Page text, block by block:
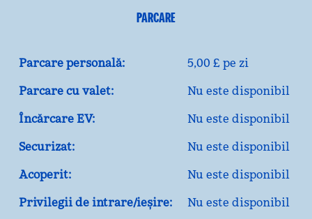
PARCARE
Parcare personală:
5,00 £ pe zi
Parcare cu valet:
Nu este disponibil
Încărcare EV:
Nu este disponibil
Securizat:
Nu este disponibil
Acoperit:
Nu este disponibil
Privilegii de intrare/ieșire:
Nu este disponibil